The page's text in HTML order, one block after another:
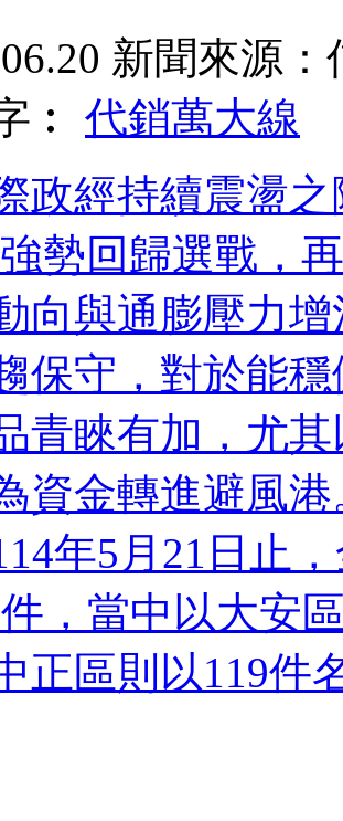
新聞來源：
︰ 代銷萬大線
政經持續震盪
勢回歸選戰，
向與通膨壓力
保守，對於能
青睞有加，尤
資金轉進避風
年5月21日止
，當中以大安
正區則以119件